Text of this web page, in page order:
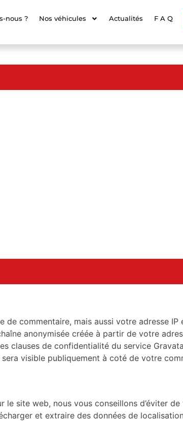
nous ? Nos véhicules Actualités F A Q
commentaire, mais aussi votre adresse IP
anonymisée créée à partir de votre
clauses de confidentialité du service
visible publiquement à coté de votre
site web, nous vous conseillons d’éviter
et extraire des données de